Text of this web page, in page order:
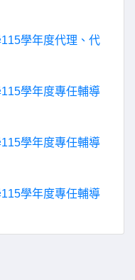
學年度代理、代
學年度專任輔導
學年度專任輔導
學年度專任輔導